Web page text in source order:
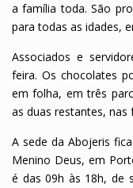
a família toda. São
para todas as idades,
Associados e
feira. Os chocolates
em folha, em três
as duas restantes,
A sede da Abojeris
Menino Deus, em
é das 09h às 18h, de